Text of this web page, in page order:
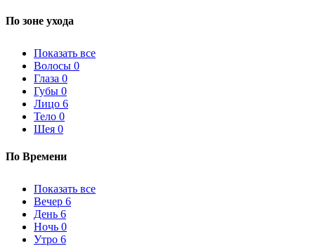
По зоне ухода
Показать все
Волосы 0
Глаза 0
Губы 0
Лицо 6
Тело 0
Шея 0
По Времени
Показать все
Вечер 6
День 6
Ночь 0
Утро 6